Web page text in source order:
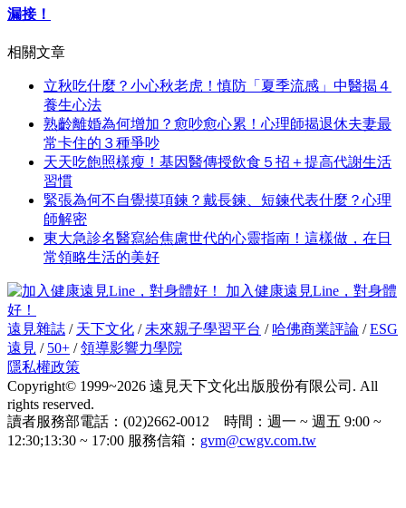
漏接！
相關文章
立秋吃什麼？小心秋老虎！慎防「夏季流感」中醫揭４
養生心法
熟齡離婚為何增加？愈吵愈心累！心理師揭退休夫妻最
常卡住的３種爭吵
天天吃飽照樣瘦！基因醫傳授飲食５招＋提高代謝生活
習慣
緊張為何不自覺摸項鍊？戴長鍊、短鍊代表什麼？心理
師解密
東大急診名醫寫給焦慮世代的心靈指南！這樣做，在日
常領略生活的美好
加入健康遠見Line，對身體
好！
遠見雜誌 / 天下文化 / 未來親子學習平台 / 哈佛商業評論 /ESG
遠見 / 50+ /領導影響力學院
隱私權政策
Copyright© 1999~2026 遠見天下文化出版股份有限公司. All
rights reserved.
讀者服務部電話：(02)2662-0012 時間：週一 ~ 週五 9:00 ~
12:30;13:30 ~ 17:00 服務信箱： gvm@cwgv.com.tw